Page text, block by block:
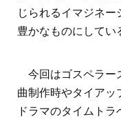
じられるイマジネ
豊かなものにしてい
今回はゴスペラー
曲制作時やタイアッ
ドラマのタイムトラ